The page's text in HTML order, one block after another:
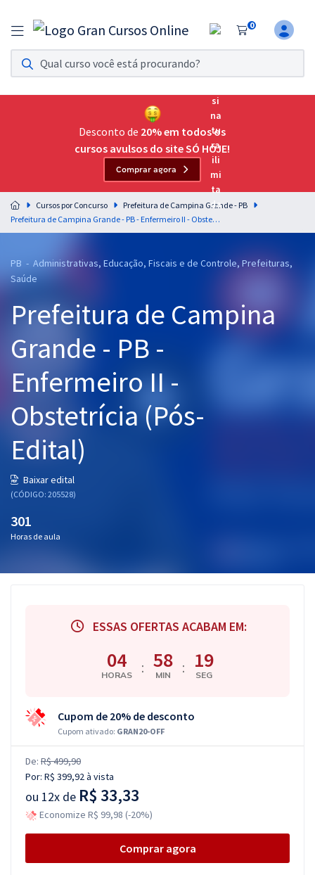
0
Assinatura Ilimitada 11
Acesso a todos os cursos. Teste grátis por 7 dias!
Assinatura OAB Até Passar
Acesso ilimitado a toda preparação para o Exame da
Residências Multiprofissionais
Preparação completa e intensiva para as principais
residências em saúde do Brasil
Assinatura Ilimitada
Graduação
OAB
Mentorias
Questões grátis
Conteúdo gratuito
Blog
Desconto de 20% em todos os
cursos avulsos do site SÓ HOJE!
Comprar agora
Cursos por Concurso
Prefeitura de Campina Grande - PB
Prefeitura de Campina Grande - PB - Enfermeiro II - Obstetrícia (Pós-Edital)
PB - Administrativas, Educação, Fiscais e de Controle, Prefeituras,
Saúde
Prefeitura de Campina
Grande - PB -
Enfermeiro II -
Obstetrícia (Pós-
Edital)
Baixar edital
(CÓDIGO: 205528)
301
Horas de aula
ESSAS OFERTAS ACABAM EM:
04
HORAS : 58
MIN : 18
SEG
Cupom de 20% de desconto
Cupom ativado: GRAN20-OFF
De: R$ 499,90
Por: R$ 399,92à vista
ou 12x de R$ 33,33
Economize R$ 99,98 (-20%)
Comprar agora